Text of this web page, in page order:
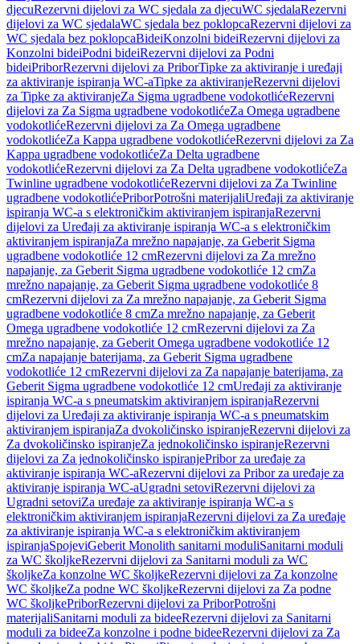
djecuRezervni dijelovi za WC sjedala za djecuWC sjedalaRezervni
dijelovi za WC sjedalaWC sjedala bez poklopcaRezervni dijelovi za
WC sjedala bez poklopcaBideiKonzolni bideiRezervni dijelovi za
Konzolni bideiPodni bideiRezervni dijelovi za Podni
bideiPriborRezervni dijelovi za PriborTipke za aktiviranje i uređaji
za aktiviranje ispiranja WC-aTipke za aktiviranjeRezervni dijelovi
za Tipke za aktiviranjeZa Sigma ugradbene vodokotlićeRezervni
dijelovi za Za Sigma ugradbene vodokotlićeZa Omega ugradbene
vodokotlićeRezervni dijelovi za Za Omega ugradbene
vodokotlićeZa Kappa ugradbene vodokotlićeRezervni dijelovi za Za
Kappa ugradbene vodokotlićeZa Delta ugradbene
vodokotlićeRezervni dijelovi za Za Delta ugradbene vodokotlićeZa
Twinline ugradbene vodokotlićeRezervni dijelovi za Za Twinline
ugradbene vodokotlićePriborPotrošni materijaliUređaji za aktiviranje
ispiranja WC-a s elektroničkim aktiviranjem ispiranjaRezervni
dijelovi za Uređaji za aktiviranje ispiranja WC-a s elektroničkim
aktiviranjem ispiranjaZa mrežno napajanje, za Geberit Sigma
ugradbene vodokotliće 12 cmRezervni dijelovi za Za mrežno
napajanje, za Geberit Sigma ugradbene vodokotliće 12 cmZa
mrežno napajanje, za Geberit Sigma ugradbene vodokotliće 8
cmRezervni dijelovi za Za mrežno napajanje, za Geberit Sigma
ugradbene vodokotliće 8 cmZa mrežno napajanje, za Geberit
Omega ugradbene vodokotliće 12 cmRezervni dijelovi za Za
mrežno napajanje, za Geberit Omega ugradbene vodokotliće 12
cmZa napajanje baterijama, za Geberit Sigma ugradbene
vodokotliće 12 cmRezervni dijelovi za Za napajanje baterijama, za
Geberit Sigma ugradbene vodokotliće 12 cmUređaji za aktiviranje
ispiranja WC-a s pneumatskim aktiviranjem ispiranjaRezervni
dijelovi za Uređaji za aktiviranje ispiranja WC-a s pneumatskim
aktiviranjem ispiranjaZa dvokoličinsko ispiranjeRezervni dijelovi za
Za dvokoličinsko ispiranjeZa jednokoličinsko ispiranjeRezervni
dijelovi za Za jednokoličinsko ispiranjePribor za uređaje za
aktiviranje ispiranja WC-aRezervni dijelovi za Pribor za uređaje za
aktiviranje ispiranja WC-aUgradni setoviRezervni dijelovi za
Ugradni setoviZa uređaje za aktiviranje ispiranja WC-a s
elektroničkim aktiviranjem ispiranjaRezervni dijelovi za Za uređaje
za aktiviranje ispiranja WC-a s elektroničkim aktiviranjem
ispiranjaSpojeviGeberit Monolith sanitarni moduliSanitarni moduli
za WC školjkeRezervni dijelovi za Sanitarni moduli za WC
školjkeZa konzolne WC školjkeRezervni dijelovi za Za konzolne
WC školjkeZa podne WC školjkeRezervni dijelovi za Za podne
WC školjkePriborRezervni dijelovi za PriborPotrošni
materijaliSanitarni moduli za bideeRezervni dijelovi za Sanitarni
moduli za bideeZa konzolne i podne bideeRezervni dijelovi za Za